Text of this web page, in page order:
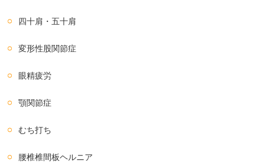
四十肩・五十肩
変形性股関節症
眼精疲労
顎関節症
むち打ち
腰椎椎間板ヘルニア